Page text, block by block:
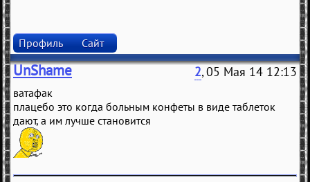
Профиль Сайт
UnShame 2, 05 Мая 14 12:13
ватафак
плацебо это когда больным конфеты в виде таблеток
дают, а им лучше становится